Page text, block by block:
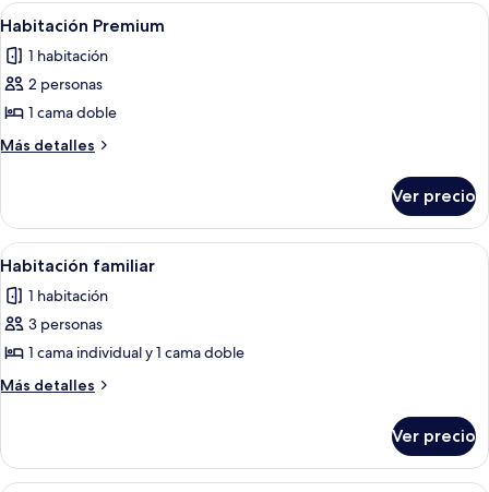
Abrir
todas
las
fotos
de
Habitación
Una cama individual con cabecera
3
Habitación Premium
1 habitación
2 personas
1 cama doble
Más detalles
Más
Premium
Ver precio
Abrir
todas
las
fotos
de
Habitación
Escritorio, espacio para trabajar con
4
Habitación familiar
1 habitación
3 personas
1 cama individual y 1 cama doble
Más detalles
Más
familiar
Ver precio